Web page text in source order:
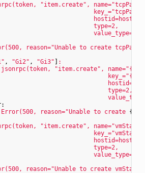
"item.create" ,
hostid=hostid,
type=2,
value_type=3)
reason="Unable to create
, "Gi2" , "Gi3"
:
jsonrpc(token, "item.create" ,
type=2,
Error(500, reason="Unable to create {}
"item.create" ,
hostid=hostid,
type=2,
value_type=3)
reason="Unable to create vmStatus